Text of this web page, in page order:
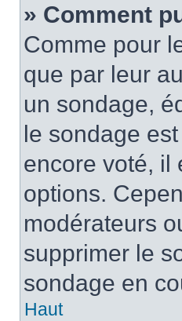
» Comment
Comme pour
que par leur
un sondage,
le sondage
encore voté, il
options.
modérateurs
supprimer le
sondage en
Haut